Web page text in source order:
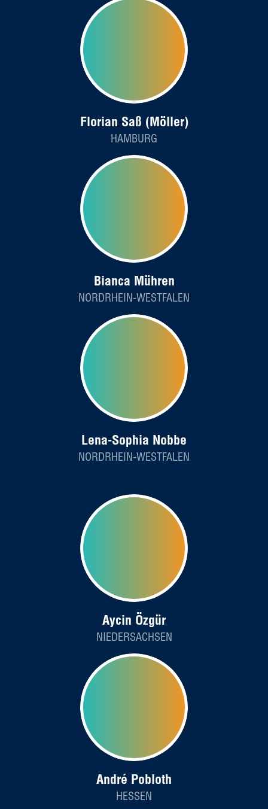
Florian Saß (Möller)
HAMBURG
Bianca Mühren
NORDRHEIN-WESTFALEN
Lena-Sophia Nobbe
NORDRHEIN-WESTFALEN
Aycin Özgür
NIEDERSACHSEN
André Pobloth
HESSEN